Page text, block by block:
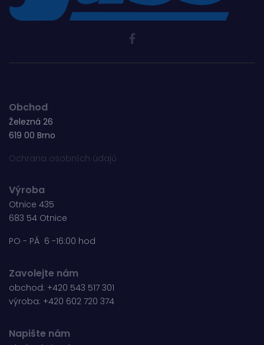
Obchod
Železná 26
619 00 Brno
Ochrana osobních údajů
Výroba
Otnice 435
683 54 Otnice
PO - PÁ 6 -16:00 hod
Zavolejte nám
obchod: +420 543 517 301
výroba: +420 602 720 374
Napište nám